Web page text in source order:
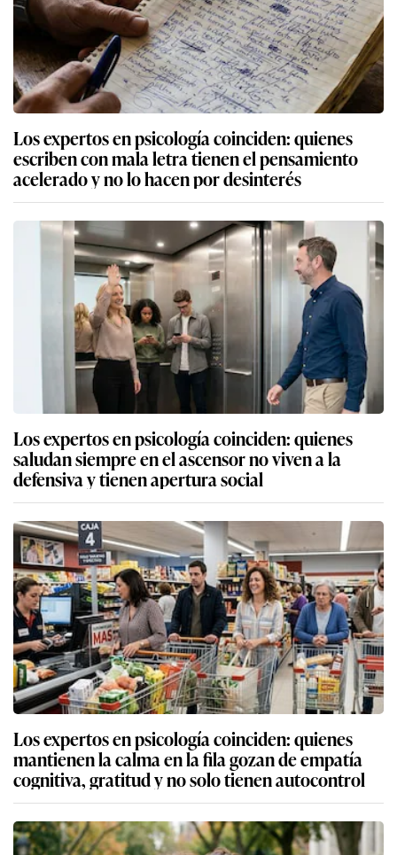
Los expertos en psicología coinciden: quienes
escriben con mala letra tienen el pensamiento
acelerado y no lo hacen por desinterés
Los expertos en psicología coinciden: quienes
saludan siempre en el ascensor no viven a la
defensiva y tienen apertura social
Los expertos en psicología coinciden: quienes
mantienen la calma en la fila gozan de empatía
cognitiva, gratitud y no solo tienen autocontrol